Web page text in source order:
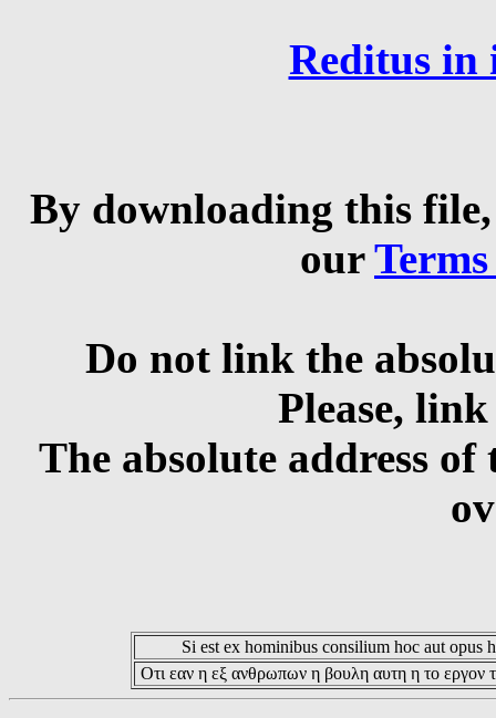
Reditus in
By downloading this
our
Do not link the
Please,
The absolute address
Si est ex hominibus consilium hoc aut opus
Οτι εαν η εξ ανθρωπων η βουλη αυτη η το εργον